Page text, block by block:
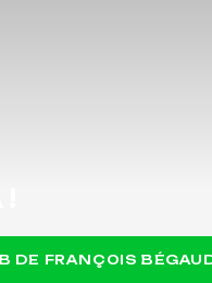
DE FRANÇOIS